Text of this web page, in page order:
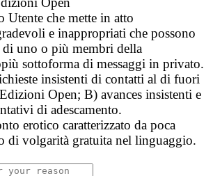
Utente che mette in atto
e inappropriati che possono
di uno o più membri della
sottoforma di messaggi in privato.
insistenti di contatti al di fuori
Open; B) avances insistenti e
di adescamento.
erotico caratterizzato da poca
di volgarità gratuita nel linguaggio.